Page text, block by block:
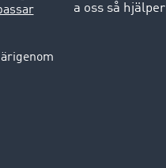
gärna oss så hjälper